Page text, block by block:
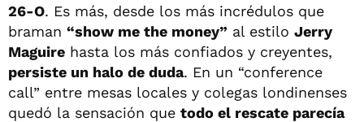
26-O. Es más, desde los más incrédulos que
braman “show me the money” al estilo Jerry
Maguire hasta los más confiados y creyentes,
persiste un halo de duda. En un “conference
call” entre mesas locales y colegas londinenses
quedó la sensación que todo el rescate parecía